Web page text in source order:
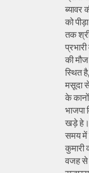
ब्यावर
को
तक
की
स्थित
मसूदा
के
भाजपा
खड़े हे।
समय में
कुमारी
वजह से